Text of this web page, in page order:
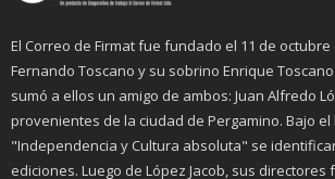
El Correo de Firmat fue fundado el 11 de octubre
Fernando Toscano y su sobrino Enrique
sumó a ellos un amigo de ambos: Juan Alfredo
provenientes de la ciudad de Pergamino. Bajo el
"Independencia y Cultura absoluta" se
ediciones. Luego de López Jacob, sus directores